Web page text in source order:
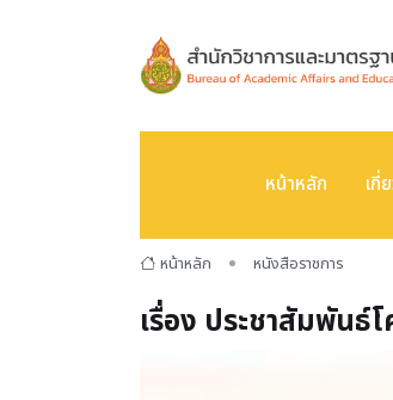
หน้าหลัก เกี่
หน้าหลัก หนังสือราชการ
เรื่อง ประชาสัมพันธ์